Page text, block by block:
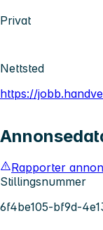
Privat
Nettsted
https://
Rapporter
Stillingsnummer
6f4be105-bf9d-